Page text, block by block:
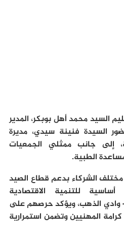
السيد محمد أهل بوبكر، المدير
السيدة فنينة سيدي، مديرة
إلى جانب ممثلي الجمعيات
الطبية.
الشركاء بدعم قطاع الصيد
أساسية للتنمية الاقتصادية
وادي الذهب، ويؤكد حرصهم على
المهنيين وتضمن استمرارية